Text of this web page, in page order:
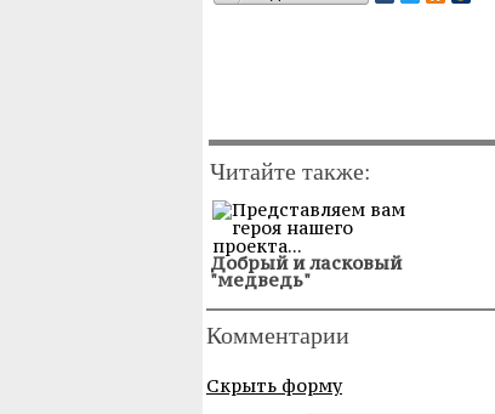
Читайте также:
Добрый и ласковый
"медведь"
Комментарии
Скрыть форму